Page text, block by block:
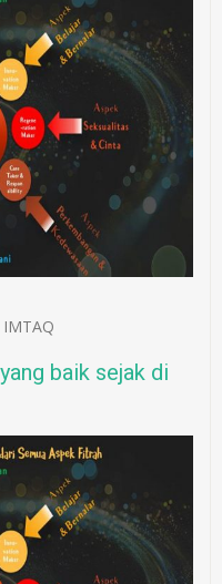
IMTAQ
baik sejak di